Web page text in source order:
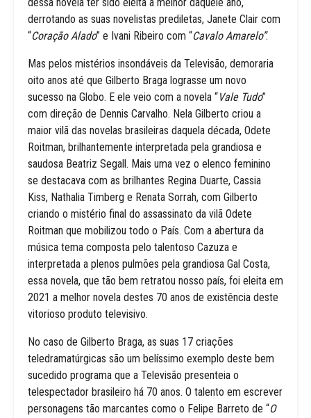
derrotando as suas novelistas prediletas, Janete Clair com
“Coração Alado” e Ivani Ribeiro com “Cavalo Amarelo”.
Mas pelos mistérios insondáveis da Televisão, demoraria
oito anos até que Gilberto Braga lograsse um novo
sucesso na Globo. E ele veio com a novela “Vale Tudo”
com direção de Dennis Carvalho. Nela Gilberto criou a
maior vilã das novelas brasileiras daquela década, Odete
Roitman, brilhantemente interpretada pela grandiosa e
saudosa Beatriz Segall. Mais uma vez o elenco feminino
se destacava com as brilhantes Regina Duarte, Cassia
Kiss, Nathalia Timberg e Renata Sorrah, com Gilberto
criando o mistério final do assassinato da vilã Odete
Roitman que mobilizou todo o País. Com a abertura da
música tema composta pelo talentoso Cazuza e
interpretada a plenos pulmões pela grandiosa Gal Costa,
essa novela, que tão bem retratou nosso país, foi eleita em
2021 a melhor novela destes 70 anos de existência deste
vitorioso produto televisivo.
No caso de Gilberto Braga, as suas 17 criações
teledramatúrgicas são um belíssimo exemplo deste bem
sucedido programa que a Televisão presenteia o
telespectador brasileiro há 70 anos. O talento em escrever
personagens tão marcantes como o Felipe Barreto de “O